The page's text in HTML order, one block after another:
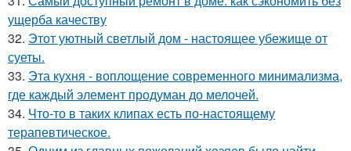
ущерба качеству
32. Этот уютный светлый дом - настоящее убежище от
суеты.
33. Эта кухня - воплощение современного минимализма,
где каждый элемент продуман до мелочей.
34. Что-то в таких клипах есть по-настоящему
терапевтическое.